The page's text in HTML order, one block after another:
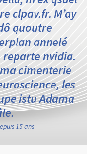
clpav.fr. M’ay
quoutre
annelé
nvidia.
cimenterie
les
istu Adama
15 ans.